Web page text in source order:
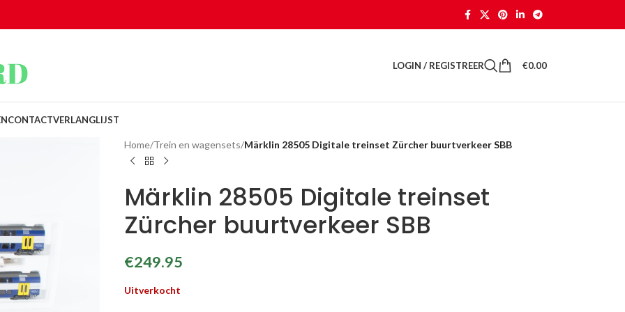
LOGIN / REGISTREER €0.00
CONTACTVERLANGLIJST
Home/Trein en wagensets/Märklin 28505 Digitale treinset Zürcher buurtverkeer SBB
Märklin 28505 Digitale treinset
Zürcher buurtverkeer SBB
€249.95
Uitverkocht